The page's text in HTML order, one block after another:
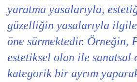
yaratma yasalarıyla,
güzelliğin yasalarıyla
öne sürmektedir. Örneğin,
estetiksel olan ile sanatsal
kategorik bir ayrım